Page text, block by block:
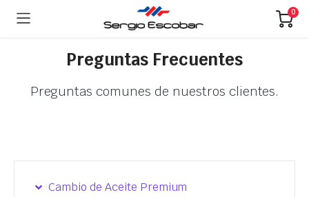
0
Preguntas Frecuentes
Preguntas comunes de nuestros clientes.
Cambio de Aceite Premium